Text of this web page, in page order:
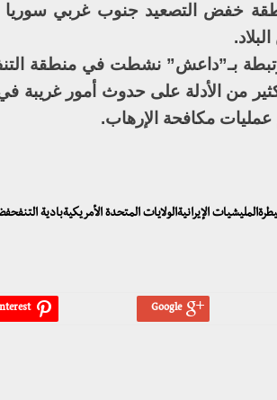
خفض التصعيد جنوب غربي
بـ”داعش” نشطت في منطقة
من الأدلة على حدوث أمور غريبة
مكافحة الإرهاب.
الإيرانيةالولايات المتحدة الأمريكيةبادية